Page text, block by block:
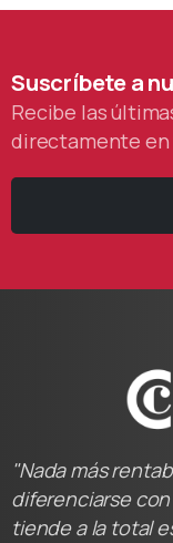
Suscríbetea
Recibe las
directamente en
"Nada más
diferenciarse
tiende a la total